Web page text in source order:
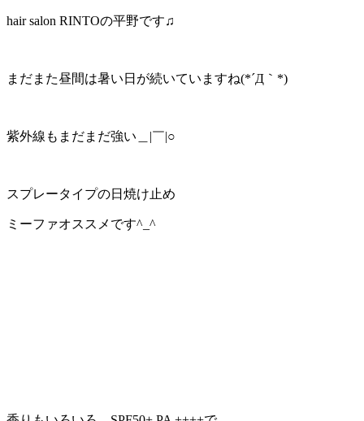
hair salon RINTOの平野です♫
まだまた昼間は暑い日が続いていますね(*´Д｀*)
紫外線もまだまだ強い＿|￣|○
スプレータイプの日焼け止め
ミーファオススメです^_^